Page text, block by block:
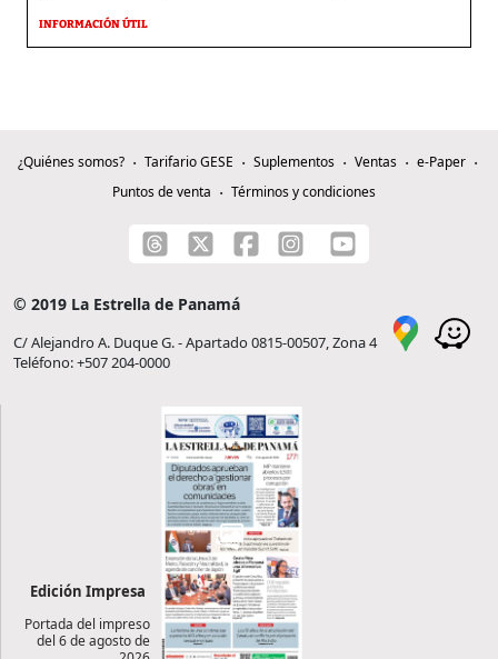
INFORMACIÓN ÚTIL
¿Quiénes somos? Tarifario GESE Suplementos Ventas
e-Paper
Puntos de venta
Términos y condiciones
© 2019 La Estrella de Panamá
C/ Alejandro A. Duque G. - Apartado 0815-00507, Zona 4
Teléfono: +507 204-0000
Edición Impresa
Portada del impreso
del 6 de agosto de